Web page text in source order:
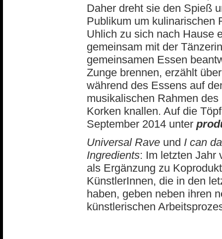
Daher dreht sie den Spieß
Publikum um kulinarischen
Uhlich zu sich nach Hause
gemeinsam mit der
gemeinsamen Essen
Zunge brennen, erzählt
während des Essens auf
musikalischen Rahmen
Korken knallen. Auf die
September 2014 unter
Universal Rave und I can
Ingredients: Im letzten Jahr
als Ergänzung zu
KünstlerInnen, die in den
haben, geben neben ihren
künstlerischen